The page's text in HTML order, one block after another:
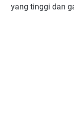
yang tinggi dan